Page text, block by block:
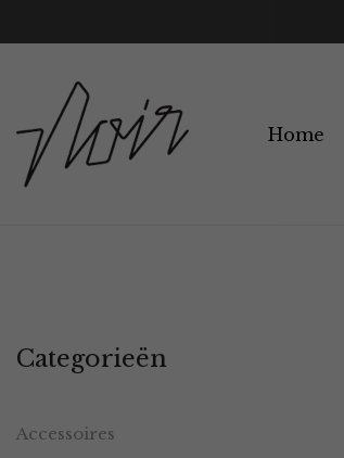
Home
Categorieën
Accessoires